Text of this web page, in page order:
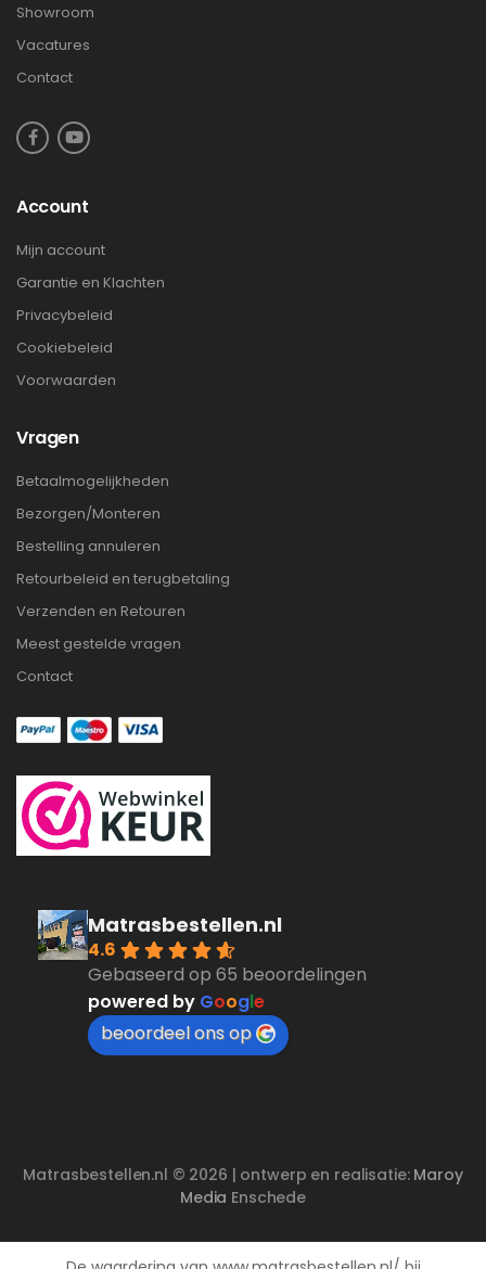
Showroom
Vacatures
Contact
Account
Mijn account
Garantie en Klachten
Privacybeleid
Cookiebeleid
Voorwaarden
Vragen
Betaalmogelijkheden
Bezorgen/Monteren
Bestelling annuleren
Retourbeleid en terugbetaling
Verzenden en Retouren
Meest gestelde vragen
Contact
Matrasbestellen.nl
4.6
Gebaseerd op 65 beoordelingen
powered by Google
beoordeel ons op
Matrasbestellen.nl © 2026 | ontwerp en realisatie: Maroy
Media Enschede